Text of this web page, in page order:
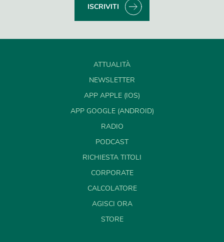
ISCRIVITI
ATTUALITÀ
NEWSLETTER
APP APPLE (IOS)
APP GOOGLE (ANDROID)
RADIO
PODCAST
RICHIESTA TITOLI
CORPORATE
CALCOLATORE
AGISCI ORA
STORE